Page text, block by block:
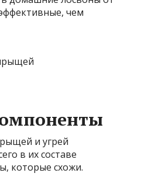
чем
и угрей
в их составе
которые схожи.